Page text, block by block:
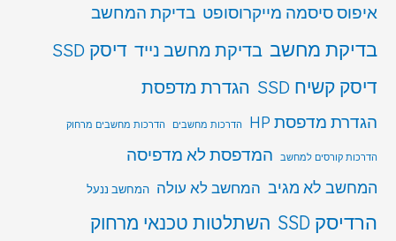
איפוס סיסמה מייקרוסופט בדיקת המחשב
בדיקת מחשב בדיקת מחשב נייד דיסק SSD
דיסק קשיח SSD
הגדרת מדפסת
הגדרת מדפסת HP הדרכות מחשבים הדרכות מחשבים מרחוק
הדרכות קורסים למחשב המדפסת לא מדפיסה
המחשב לא מגיב המחשב לא עולה המחשב ננעל
הרדיסק SSD השתלטות טכנאי מרחוק